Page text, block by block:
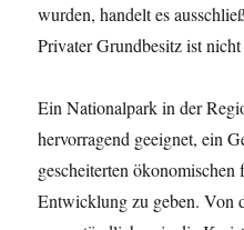
wurden, handelt es
Privater Grundbesitz ist
Ein Nationalpark in der
hervorragend geeignet, ein
gescheiterten
Entwicklung zu geben. Von